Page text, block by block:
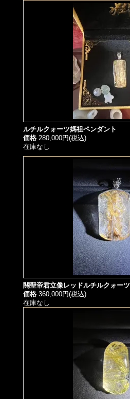
ルチルクォーツ媽祖ペンダント
価格 280,000円(税込)
在庫なし
關聖帝君立像レッドルチルクォーツ
価格 360,000円(税込)
在庫なし